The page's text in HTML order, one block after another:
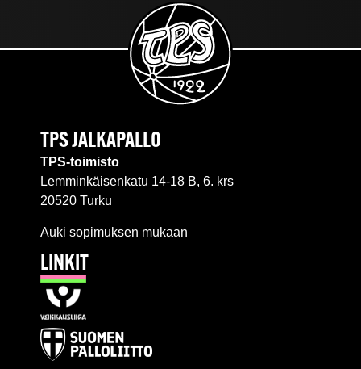
TPS JALKAPALLO
TPS-toimisto
Lemminkäisenkatu 14-18 B, 6. krs
20520 Turku
Auki sopimuksen mukaan
LINKIT